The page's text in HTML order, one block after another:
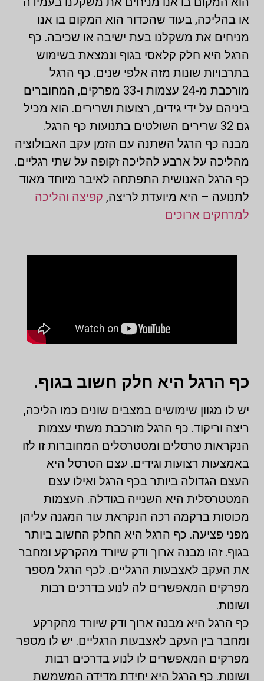
או בהליכה, בעוד שהכדור הוא המקום בו אנו
מניחים את משקלנו בעת ישיבה או שכיבה. כף
הרגל היא חלק קלאסי בגוף ונמצאת בשימוש
בתרבויות שונות מזה אלפי שנים. כף הרגל
מורכבת מ-24 עצמות ו-33 מפרקים, המחוברים
ביניהם על ידי גידים, רצועות ושרירים. הוא מכיל
גם 32 שרירים השולטים בתנועות כף הרגל.
מבנה כף הרגל השתנה עם הזמן עקב האבולוציה
מהליכה על ארבע להליכה זקופה על שתי רגליים.
כף הרגל האנושית התפתחה לאיבר מיוחד מאוד
לתנועה – היא מיועדת לריצה, קפיצה והליכה
למרחקים ארוכים
כף הרגל היא חלק חשוב בגוף.
יש לו מגוון שימושים במצבים שונים כמו הליכה,
ריצה וריקוד. כף הרגל מורכבת משתי עצמות
הנקראות טרסלים ומטטרסלים המחוברות זו לזו
באמצעות רצועות וגידים. עצם הטרסל היא
העצם הגדולה ביותר בכף הרגל ואילו עצם
המטטרסלית היא השנייה בגודלה. העצמות
מכוסות ברקמה רכה הנקראת עור המגנה עליהן
מפני פציעה. כף הרגל היא החלק החשוב ביותר
בגוף. זהו מבנה ארוך ודק שיורד מהקרקע ומחבר
את העקב לאצבעות הרגליים. לכף הרגל מספר
מפרקים המאפשרים לה לנוע בדרכים רבות
ושונות.
כף הרגל היא מבנה ארוך ודק שיורד מהקרקע
ומחבר בין העקב לאצבעות הרגליים. יש לו מספר
מפרקים המאפשרים לו לנוע בדרכים רבות
ושונות. כף הרגל היא יחידת מדידה המשמשת